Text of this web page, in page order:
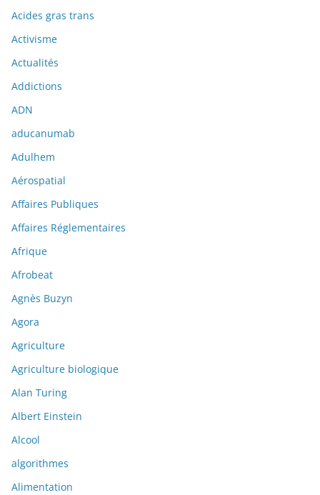
Acides gras trans
Activisme
Actualités
Addictions
ADN
aducanumab
Adulhem
Aérospatial
Affaires Publiques
Affaires Réglementaires
Afrique
Afrobeat
Agnès Buzyn
Agora
Agriculture
Agriculture biologique
Alan Turing
Albert Einstein
Alcool
algorithmes
Alimentation